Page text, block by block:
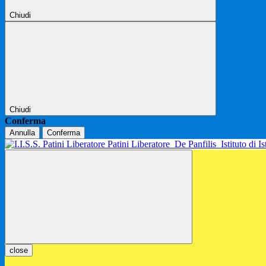
Chiudi
Chiudi
Conferma
Annulla Conferma
Patini Liberatore De Panfilis Istituto di
close